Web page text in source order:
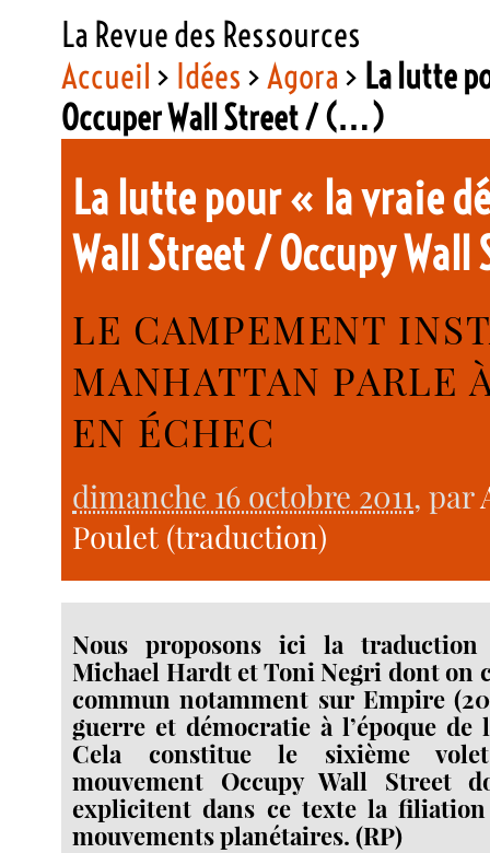
La Revue des Ressources
Accueil > Idées >Agora > La lutte
Occuper Wall Street / (…)
La lutte pour « la vraie
Wall Street / Occupy
LE CAMPEMENT
MANHATTAN PARLE
EN ÉCHEC
dimanche 16 octobre 2011, par
Poulet (traduction)
Nous proposons ici la
Michael Hardt et Toni Negri dont on
commun notamment sur Empire
guerre et démocratie à l’époque de
Cela constitue le sixième
mouvement Occupy Wall Street
explicitent dans ce texte la filiation
mouvements planétaires. (RP)